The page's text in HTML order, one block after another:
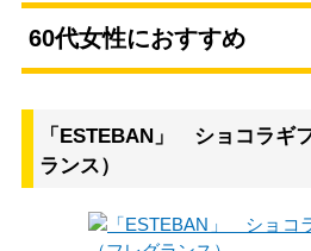
60代女性におすすめ
「ESTEBAN」 ショコラギ
ランス）